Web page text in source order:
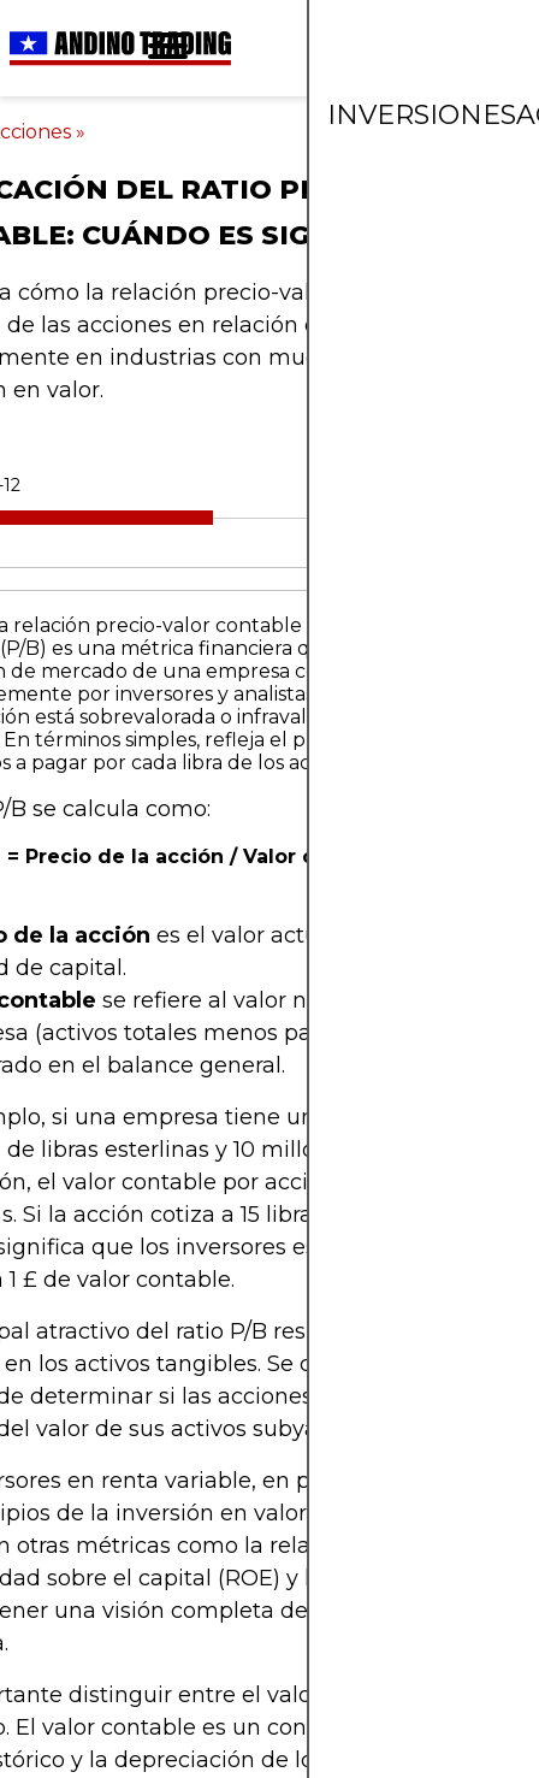
INVERSIONES
»
DEL RATIO PRECIO/VALOR
CUÁNDO ES SIGNIFICATIVO
cómo la relación precio-valor contable ayuda a
las acciones en relación con el valor contable,
en industrias con muchos activos o
en valor.
relación precio-valor contable (P/B)?La relación
B) es una métrica financiera que se utiliza para
de mercado de una empresa con su valor contable.
por inversores y analistas, la relación P/B ayuda
está sobrevalorada o infravalorada en relación con
términos simples, refleja el precio que los inversores
a pagar por cada libra de los activos netos de una
B se calcula como:
= Precio de la acción / Valor contable por acción
de la acción es el valor actual de cotización de
de capital.
se refiere al valor neto de los activos de
(activos totales menos pasivos totales) según
en el balance general.
si una empresa tiene un valor contable de
libras esterlinas y 10 millones de acciones en
el valor contable por acción sería de 10 libras
Si la acción cotiza a 15 libras esterlinas, el ratio
significa que los inversores están dispuestos a
1 £ de valor contable.
atractivo del ratio P/B reside en su
los activos tangibles. Se originó como una
determinar si las acciones cotizan por debajo
valor de sus activos subyacentes.
en renta variable, en particular aquellos
de la inversión en valor, suelen utilizar el
otras métricas como la relación precio-beneficio
sobre el capital (ROE) y los ratios de
una visión completa de los fundamentos de
distinguir entre el valor contable y el valor
El valor contable es un concepto contable
y la depreciación de los activos, mientras